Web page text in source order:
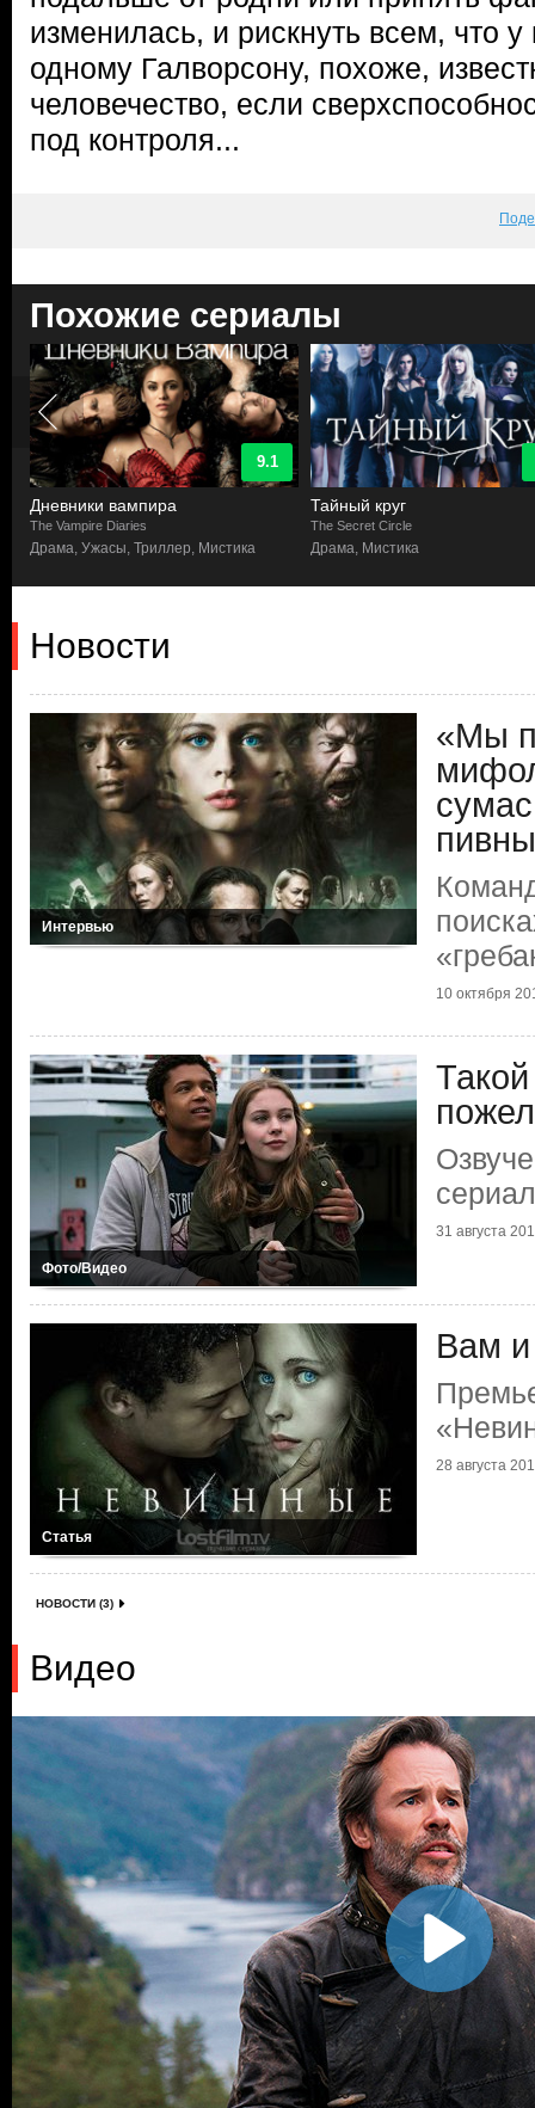
изменилась, и рискнуть всем, что у
одному Галворсону, похоже,
человечество, если
под контроля...
Похожие сериалы
9.1
Дневники вампира
The Vampire Diaries
Драма, Ужасы, Триллер, Мистика
Тайный круг
The Secret Circle
Драма, Мистика
Новости
Интервью
«Мы
10 октября
Фото/Видео
31 августа
Статья
Вам и
28 августа
НОВОСТИ (3)
Видео